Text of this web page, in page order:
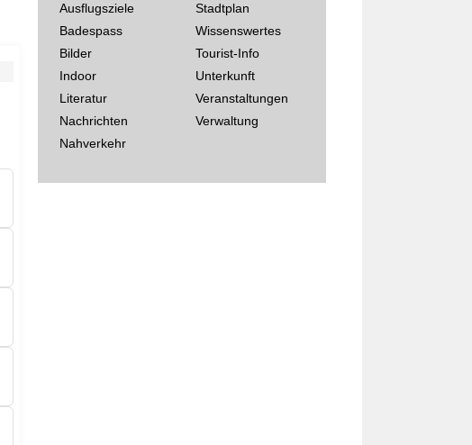
Ausflugsziele
Badespass
Bilder
Indoor
Literatur
Nachrichten
Nahverkehr
Stadtplan
Wissenswertes
Tourist-Info
Unterkunft
Veranstaltungen
Verwaltung